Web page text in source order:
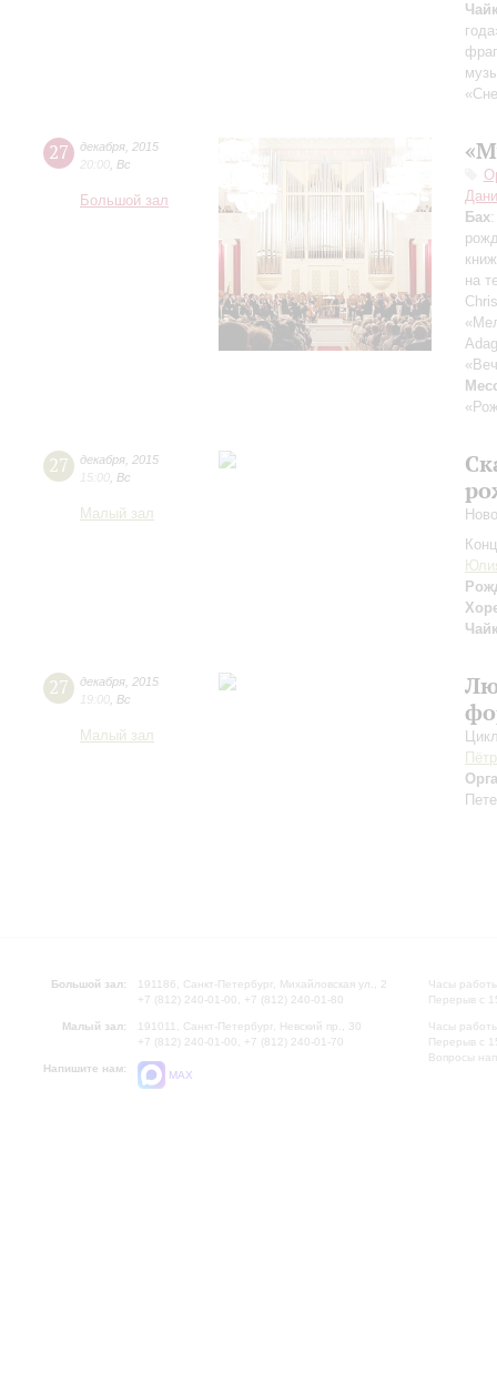
27 декабря 2015
20:00 Вс
Большой зал
Бах
на
27 декабря 2015
15:00 Вс
Малый зал
27 декабря 2015
19:00 Вс
Малый зал
Большой зал:
191186, Санкт-Петербург, Михайловская ул., 2
+7 (812) 240-01-00, +7 (812) 240-01-80
Малый зал:
191011, Санкт-Петербург, Невский пр., 30
+7 (812) 240-01-00, +7 (812) 240-01-70
Напишите нам:
MAX
Часы
Перерыв с
Часы
Перерыв с
Вопросы